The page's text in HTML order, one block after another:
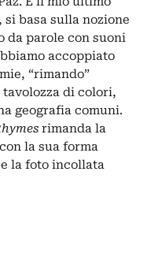
, si basa sulla nozione
da parole con suoni
accoppiato
“rimando”
di colori,
geografia comuni.
rimanda la
la sua forma
la foto incollata